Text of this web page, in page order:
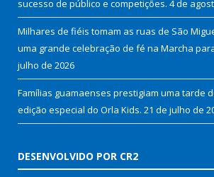
sucesso de público e competições. 4 de
Milhares de fiéis tomam as ruas de São
uma grande celebração de fé na Marcha
julho de 2026
Famílias guamaenses prestigiam uma tarde
edição especial do Orla Kids. 21 de julho de
DESENVOLVIDO POR CR2